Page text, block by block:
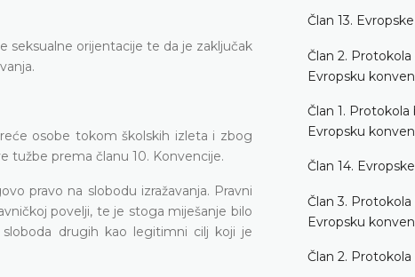
orijentacije te da je zaključak
osobe tokom školskih izleta i zbog
tužbe prema članu 10. Konvencije.
pravo na slobodu izražavanja. Pravni
povelji, te je stoga miješanje bilo
drugih kao legitimni cilj koji je
Član 13.
Član 2. Protokola
Evropsku
Član 1. Protokola
Evropsku
Član 14.
Član 3. Protokola
Evropsku
Član 2. Protokola